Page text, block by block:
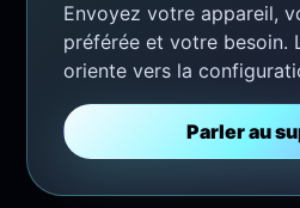
Envoyez votre appareil,
préférée et votre besoin.
oriente vers la
Parler au